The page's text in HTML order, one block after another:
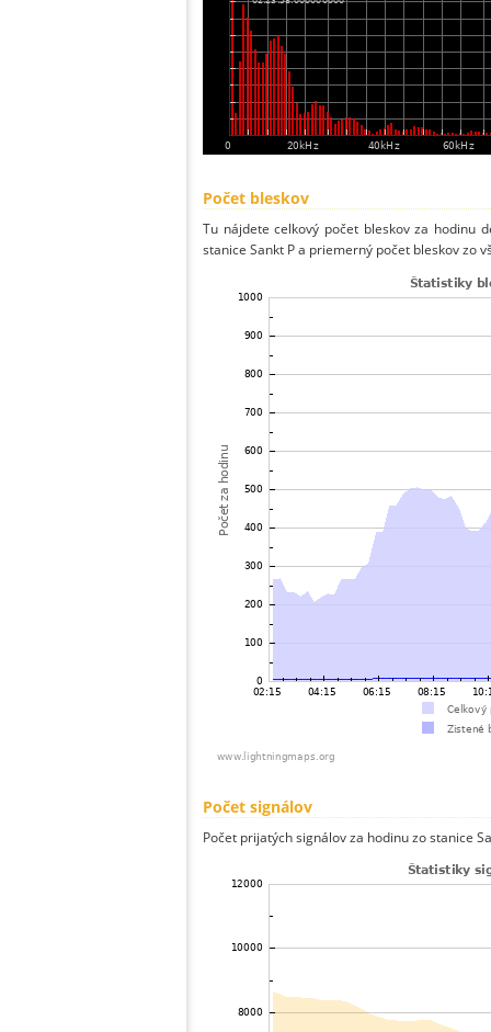
Počet bleskov
Tu nájdete celkový počet bleskov za hodinu
stanice Sankt P a priemerný počet bleskov zo
Počet signálov
Počet prijatých signálov za hodinu zo stanice